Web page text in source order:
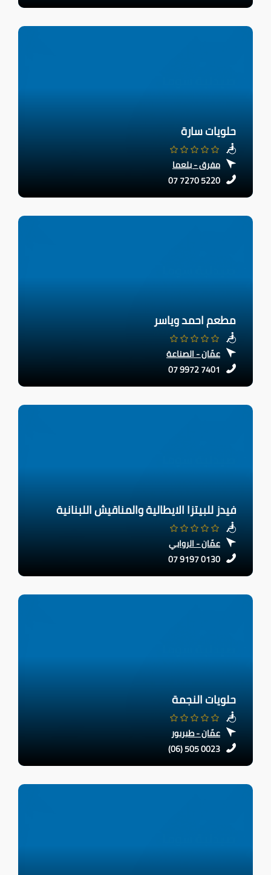
حلويات سارة
مفرق - بلعما
07 7270 5220
مطعم احمد وياسر
عمّان - الصناعة
07 9972 7401
فيدز للبيتزا الايطالية والمناقيش اللبنانية
عمّان - الروابي
07 9197 0130
حلويات النجمة
عمّان - طبربور
(06) 505 0023